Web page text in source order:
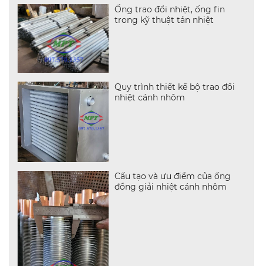
Ống trao đổi nhiệt, ống fin
trong kỹ thuật tản nhiệt
Quy trình thiết kế bộ trao đổi
nhiệt cánh nhôm
Cấu tạo và ưu điểm của ống
đồng giải nhiệt cánh nhôm